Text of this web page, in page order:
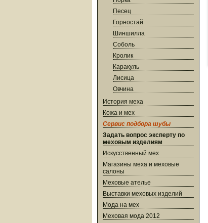
Песец
Горностай
Шиншилла
Соболь
Кролик
Каракуль
Лисица
Овчина
История меха
Кожа и мех
Сервис подбора шубы
Задать вопрос эксперту по
меховым изделиям
Искусственный мех
Магазины меха и меховые
салоны
Меховые ателье
Выставки меховых изделий
Мода на мех
Меховая мода 2012